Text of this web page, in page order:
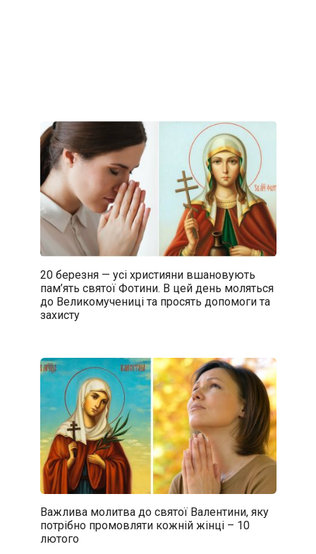
20 березня — усі християни вшановують
пам’ять святої Фотини. В цей день моляться
до Великомучениці та просять допомоги та
захисту
Важлива молитва до святої Валентини, яку
потрібно промовляти кожній жінці – 10
лютого